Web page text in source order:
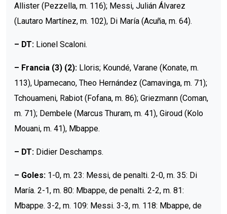
Allister (Pezzella, m. 116); Messi, Julián Álvarez
(Lautaro Martínez, m. 102), Di María (Acuña, m. 64).
– DT: Lionel Scaloni.
– Francia (3) (2): Lloris; Koundé, Varane (Konate, m.
113), Upamecano, Theo Hernández (Camavinga, m. 71);
Tchouameni, Rabiot (Fofana, m. 86); Griezmann (Coman,
m. 71); Dembele (Marcus Thuram, m. 41), Giroud (Kolo
Mouani, m. 41), Mbappe.
– DT: Didier Deschamps.
– Goles: 1-0, m. 23: Messi, de penalti. 2-0, m. 35: Di
María. 2-1, m. 80: Mbappe, de penalti. 2-2, m. 81:
Mbappe. 3-2, m. 109: Messi. 3-3, m. 118: Mbappe, de